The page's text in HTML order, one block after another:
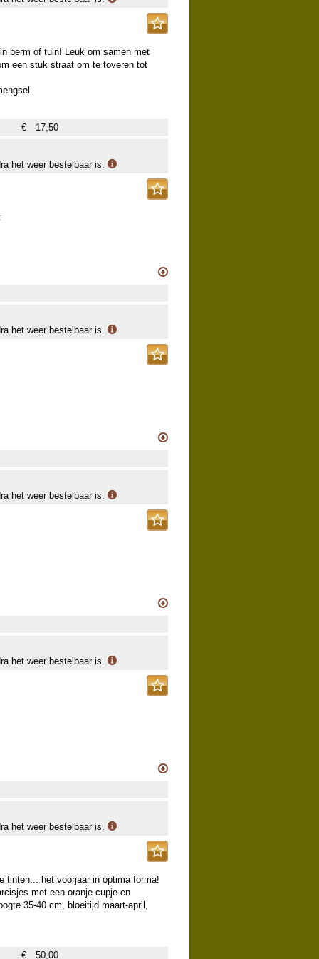
berm of tuin! Leuk om samen met
een stuk straat om te toveren tot
€
17,50
het weer bestelbaar is.
het weer bestelbaar is.
het weer bestelbaar is.
het weer bestelbaar is.
het weer bestelbaar is.
tinten... het voorjaar in optima forma!
met een oranje cupje en
35-40 cm, bloeitijd maart-april,
€ 50,00